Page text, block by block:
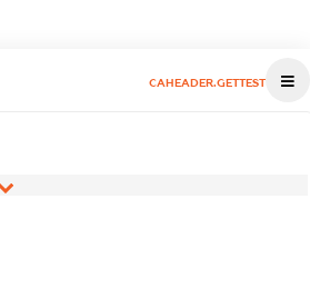
CAHEADER.GETTEST